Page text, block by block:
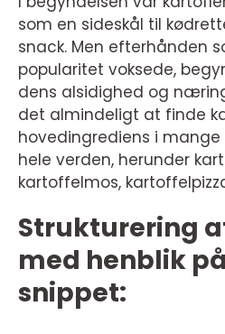
som en sideskål til
snack. Men efterhånden
popularitet voksede,
dens alsidighed og
det almindeligt at finde
hovedingrediens i mange
hele verden, herunder
kartoffelmos,
Strukturering
med henblik
snippet: